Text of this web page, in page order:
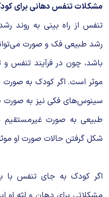
مشکلات تنفس دهانی برای
تنفس از راه بینی به
رشد طبیعی فک و صورت
باشد، چون در فرآیند تنفس و
موثر است. اگر کودک به صورت
سینوس‌های فکی نیز به صورت
طبیعی به صورت
شکل گرفتن حالات صورت او
اگر کودک به جای تنفس با